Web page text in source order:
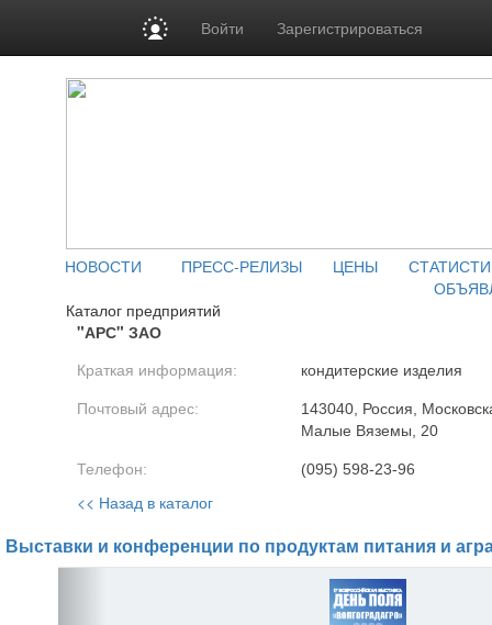
Войти Зарегистрироваться
НОВОСТИ ПРЕСС-РЕЛИЗЫ ЦЕНЫ
Каталог предприятий
"АРС" ЗАО
Краткая информация: кондитерские изделия
Почтовый адрес:
143040, Россия,
Малые Вяземы, 20
Телефон: (095) 598-23-96
<< Назад в каталог
Выставки и конференции по продуктам питания и